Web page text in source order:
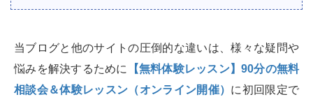
当ブログと他のサイトの圧倒的な違いは、様々な疑問や
悩みを解決するために
【無料体験レッスン】90分の無料
相談会＆体験レッスン（オンライン開催） に初回限定で